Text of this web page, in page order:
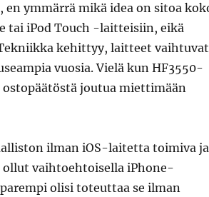
ymmärrä mikä idea on sitoa
tai iPod Touch -laitteisiin, eikä
kehittyy, laitteet
vuosia. Vielä kun HF3550-
joutua miettimään
ilman iOS-laitetta toimiva ja
vaihtoehtoisella iPhone-
olisi toteuttaa se ilman